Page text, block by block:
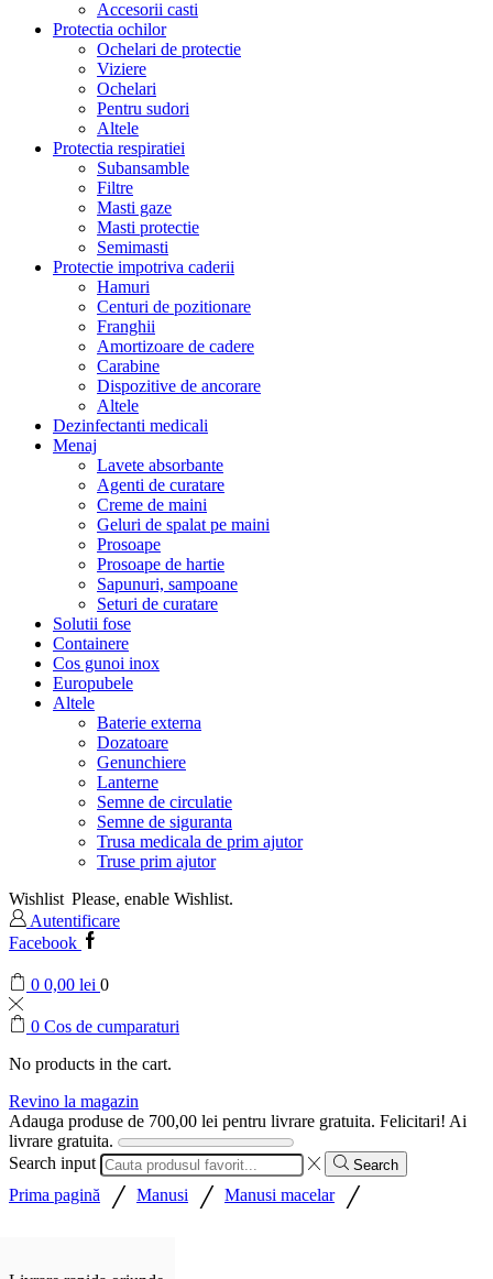
Accesorii casti
Protectia ochilor
Ochelari de protectie
Viziere
Ochelari
Pentru sudori
Altele
Protectia respiratiei
Subansamble
Filtre
Masti gaze
Masti protectie
Semimasti
Protectie impotriva caderii
Hamuri
Centuri de pozitionare
Franghii
Amortizoare de cadere
Carabine
Dispozitive de ancorare
Altele
Dezinfectanti medicali
Menaj
Lavete absorbante
Agenti de curatare
Creme de maini
Geluri de spalat pe maini
Prosoape
Prosoape de hartie
Sapunuri, sampoane
Seturi de curatare
Solutii fose
Containere
Cos gunoi inox
Europubele
Altele
Baterie externa
Dozatoare
Genunchiere
Lanterne
Semne de circulatie
Semne de siguranta
Trusa medicala de prim ajutor
Truse prim ajutor
Wishlist Please, enable Wishlist.
Autentificare
Facebook
0 0,00 lei 0
0 Cos de cumparaturi
No products in the cart.
Revino la magazin
Adauga produse de 700,00 lei pentru livrare gratuita. Felicitari! Ai
livrare gratuita.
Search input
Search
Prima pagină / Manusi / Manusi macelar /